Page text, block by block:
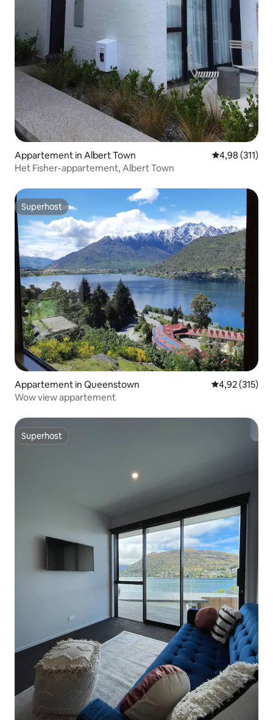
Appartement in Albert Town Gemiddelde
4,98 (311)
Het Fisher-appartement, Albert Town
Superhost
Superhost
Appartement in Queenstown Gemiddelde
4,92 (315)
Wow view appartement
Superhost
Superhost